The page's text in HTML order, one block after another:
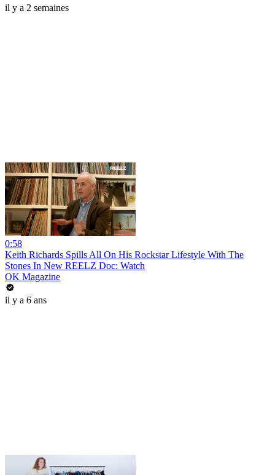
il y a 2 semaines
0:58
Keith Richards Spills All On His Rockstar Lifestyle With The
Stones In New REELZ Doc: Watch
OK Magazine
il y a 6 ans